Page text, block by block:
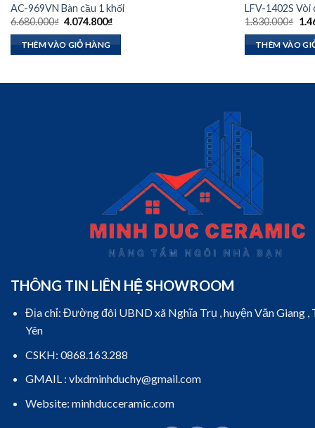
AC-969VN Bàn cầu 1 khối
6.680.000₫ Giá
là:
6.680.000₫.
4.074.800₫Giá
THÊM VÀO GIỎ HÀNG
LFV-1402S Vòi
1.830.000₫ Giá
là:
THÊM VÀO
THÔNG TIN LIÊN HỆ SHOWROOM
Địa chỉ: Đường đôi UBND xã Nghĩa Trụ , huyện Văn Giang ,
Yên
CSKH: 0868.163.288
GMAIL : vlxdminhduchy@gmail.com
Website: minhducceramic.com